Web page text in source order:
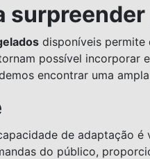
disponíveis permite
possível
encontrar uma
de adaptação é
do público,